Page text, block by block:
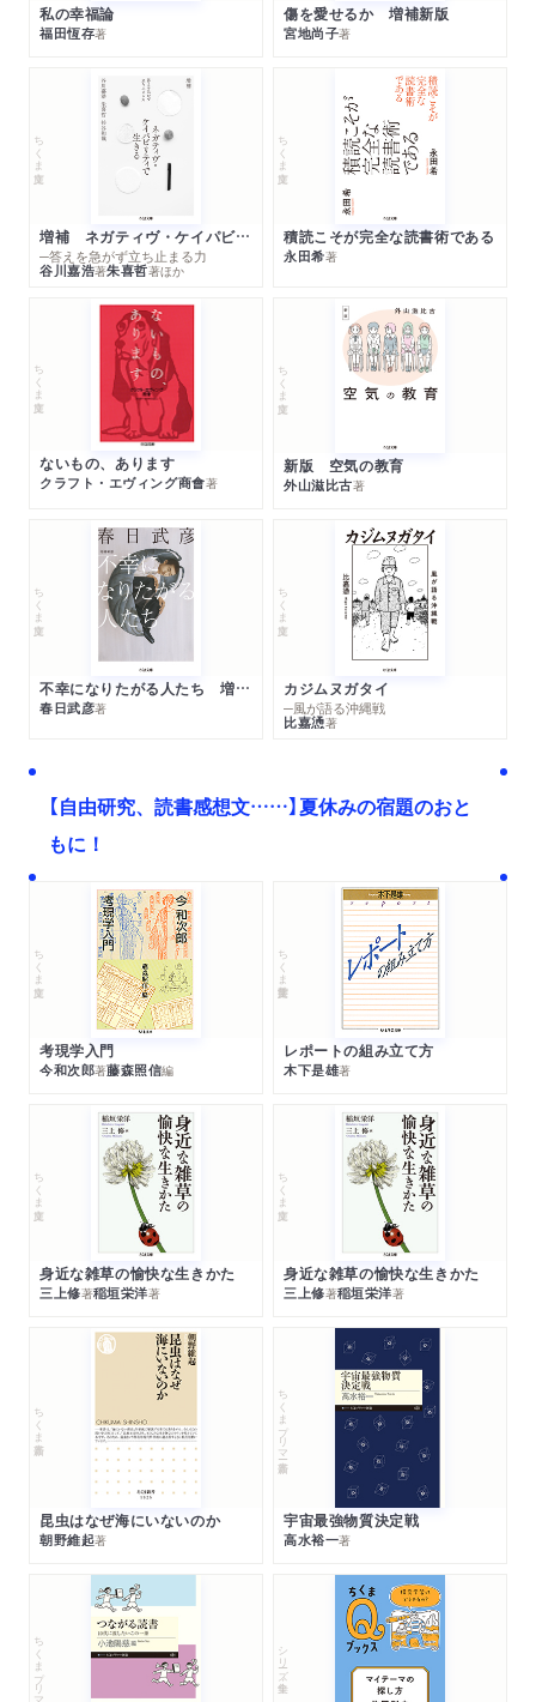
私の幸福論
福田恆存著
傷を愛せるか 増補新版
宮地尚子著
ちくま文庫
増補 ネガティヴ・ケイパビリティで生きる
─答えを急がず立ち止まる力
谷川嘉浩著朱喜哲著ほか
ちくま文庫
積読こそが完全な読書術である
永田希著
ちくま文庫
ないもの、あります
クラフト・エヴィング商會著
ちくま文庫
新版 空気の教育
外山滋比古著
ちくま文庫
不幸になりたがる人たち 増補新版
春日武彦著
ちくま文庫
カジムヌガタイ
─風が語る沖縄戦
比嘉慂著
【自由研究、読書感想文……】夏休みの宿題のおと
もに！
ちくま文庫
考現学入門
今和次郎著藤森照信編
ちくま学芸文庫
レポートの組み立て方
木下是雄著
ちくま文庫
身近な雑草の愉快な生きかた
三上修著稲垣栄洋著
ちくま文庫
身近な雑草の愉快な生きかた
三上修著稲垣栄洋著
ちくま新書
昆虫はなぜ海にいないのか
朝野維起著
ちくまプリマー新書
宇宙最強物質決定戦
高水裕一著
ちくまプリマー新書 シリーズ・全集